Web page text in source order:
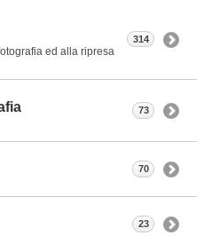
ed alla ripresa
314
73
70
23